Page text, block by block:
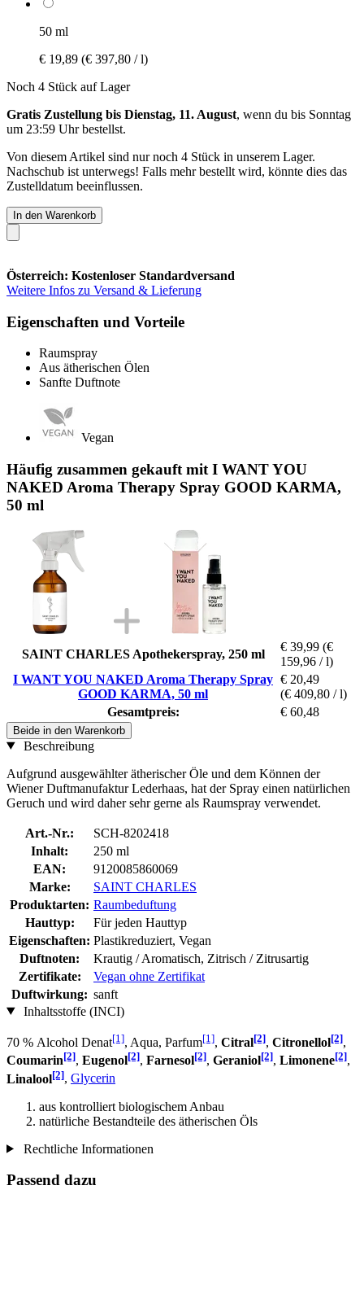
50 ml
€ 19,89 (€ 397,80 / l)
Noch 4 Stück auf Lager
Gratis Zustellung bis Dienstag, 11. August, wenn du bis Sonntag
um 23:59 Uhrbestellst.
Von diesem Artikel sind nur noch 4 Stück in unserem Lager.
Nachschub ist unterwegs! Falls mehr bestellt wird, könnte dies das
Zustelldatum beeinflussen.
In den Warenkorb
Österreich: Kostenloser Standardversand
Weitere Infos zu Versand & Lieferung
Eigenschaften und Vorteile
Raumspray
Aus ätherischen Ölen
Sanfte Duftnote
Vegan
Häufig zusammen gekauft mit I WANT YOU
NAKED Aroma Therapy Spray GOOD KARMA,
50 ml
SAINT CHARLES Apothekerspray, 250 ml
€ 39,99 (€
159,96 / l)
I WANT YOU NAKED Aroma Therapy Spray
GOOD KARMA, 50 ml
€ 20,49
(€ 409,80 / l)
Gesamtpreis:
€ 60,48
Beide in den Warenkorb
Beschreibung
Aufgrund ausgewählter ätherischer Öle und dem Können der
Wiener Duftmanufaktur Lederhaas, hat der Spray einen natürlichen
Geruch und wird daher sehr gerne als Raumspray verwendet.
Art.-Nr.:
SCH-8202418
Inhalt:
250 ml
EAN:
9120085860069
Marke:
SAINT CHARLES
Produktarten: Raumbeduftung
Hauttyp:
Für jeden Hauttyp
Eigenschaften: Plastikreduziert, Vegan
Duftnoten:
Krautig / Aromatisch, Zitrisch / Zitrusartig
Zertifikate:
Vegan ohne Zertifikat
Duftwirkung: sanft
Inhaltsstoffe (INCI)
70 % Alcohol Denat[1], Aqua, Parfum[1], Citral[2], Citronellol[2],
Coumarin[2], Eugenol[2], Farnesol[2], Geraniol[2], Limonene[2],
Linalool[2], Glycerin
aus kontrolliert biologischem Anbau
natürliche Bestandteile des ätherischen Öls
Rechtliche Informationen
Passend dazu